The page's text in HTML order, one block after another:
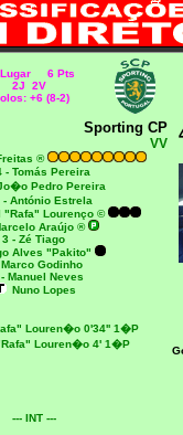
Lugar 6 Pts
2J 2V
+6 (8-2)
Sporting CP
VV
®
- Tomás Pereira
Pedro Pereira
- António Estrela
"Rafa" Lourenço ©
Araújo ®
3 - Zé Tiago
Alves "Pakito"
Godinho
Manuel Neves
Nuno Lopes
Louren�o 0'34'' 1�P
Louren�o 4' 1�P
--- INT ---